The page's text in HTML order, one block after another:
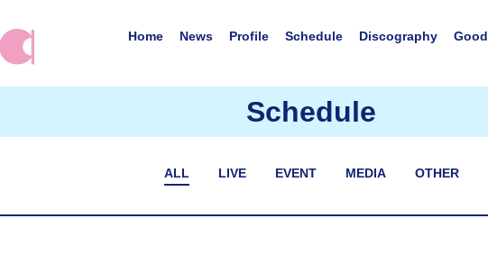
Home News Profile Schedule Discography
Schedule
ALL LIVE EVENT MEDIA OTHER